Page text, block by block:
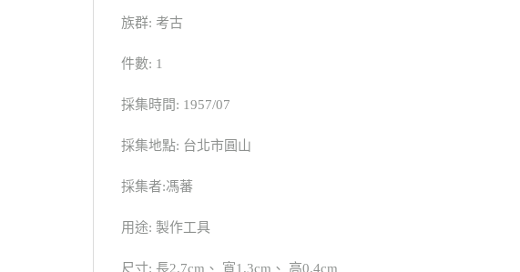
族群: 考古
件數: 1
採集時間: 1957/07
採集地點: 台北市圓山
採集者:馮蕃
用途: 製作工具
尺寸: 長2.7cm、 寬1.3cm、 高0.4cm